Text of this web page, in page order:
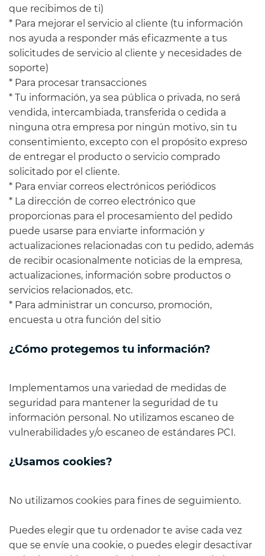
que recibimos de ti)
* Para mejorar el servicio al cliente (tu información
nos ayuda a responder más eficazmente a tus
solicitudes de servicio al cliente y necesidades de
soporte)
* Para procesar transacciones
* Tu información, ya sea pública o privada, no será
vendida, intercambiada, transferida o cedida a
ninguna otra empresa por ningún motivo, sin tu
consentimiento, excepto con el propósito expreso
de entregar el producto o servicio comprado
solicitado por el cliente.
* Para enviar correos electrónicos periódicos
* La dirección de correo electrónico que
proporcionas para el procesamiento del pedido
puede usarse para enviarte información y
actualizaciones relacionadas con tu pedido, además
de recibir ocasionalmente noticias de la empresa,
actualizaciones, información sobre productos o
servicios relacionados, etc.
* Para administrar un concurso, promoción,
encuesta u otra función del sitio
¿Cómo protegemos tu información?
Implementamos una variedad de medidas de
seguridad para mantener la seguridad de tu
información personal. No utilizamos escaneo de
vulnerabilidades y/o escaneo de estándares PCI.
¿Usamos cookies?
No utilizamos cookies para fines de seguimiento.
Puedes elegir que tu ordenador te avise cada vez
que se envíe una cookie, o puedes elegir desactivar